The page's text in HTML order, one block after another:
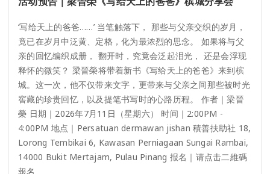
‘写给天上的爸爸……’ 当笔触落下， 那些与父亲交织的岁月，
竟已在岁月中泛黄、定格，化为最浓烈的思念。 如果将与父
亲的回忆编织成册， 翻开时，究竟会泛起泪光， 还是会浮现
释怀的微笑？ 梁晉榮将带着新书《写给天上的爸爸》来到槟
城。这一次，他不仅带来文字，更带来与父亲之间那些被时光
窖藏的珍贵回忆，以及提笔书写时的心路历程。 作者｜梁晉
榮 日期｜2026年7月11日（星期六） 时间｜2:00PM -
4:00PM 地点｜Persatuan dermawan jishan 積善扶助社 18,
Lorong Tembikai 6, Kawasan Perniagaan Sungai Rambai,
14000 Bukit Mertajam, Pulau Pinang 报名｜请点击二維碼
報名